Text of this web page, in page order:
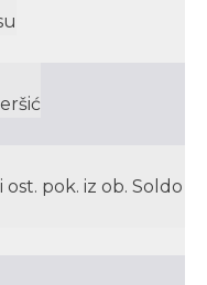
ost. pok. iz ob. Soldo